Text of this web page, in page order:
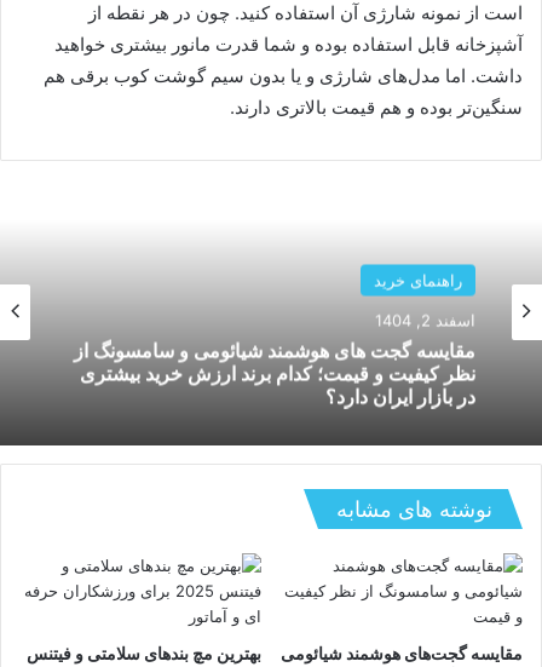
است از نمونه شارژی آن استفاده کنید. چون در هر نقطه از
آشپزخانه قابل استفاده بوده و شما قدرت مانور بیشتری خواهید
داشت. اما مدل‌های شارژی و یا بدون سیم گوشت کوب برقی هم
سنگین‌تر بوده و هم قیمت بالاتری دارند.
راهنمای خرید
بهمن 26, 1404
بررسی دستگاه های هوشمند کنترل لوازم خانگی؛
کدام سیستم برای خانه های ایرانی بهتر کار میکند و
چگونه استفاده میشود؟
نوشته های مشابه
مقایسه گجت‌های هوشمند شیائومی
بهترین مچ بندهای سلامتی و فیتنس